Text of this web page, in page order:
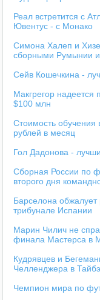
Реал встретится с
Ювентус - с Монако
Симона Халеп и
сборными Румынии и
Сейв Кошечкина -
Макгрегор надеется
$100 млн
Стоимость
рублей в месяц
Гол Дадонова -
Сборная России по
второго дня
Барселона
трибунале Испании
Марин Чилич не
финала Мастерса в
Кудрявцев и
Челленджера в
Чемпион мира по